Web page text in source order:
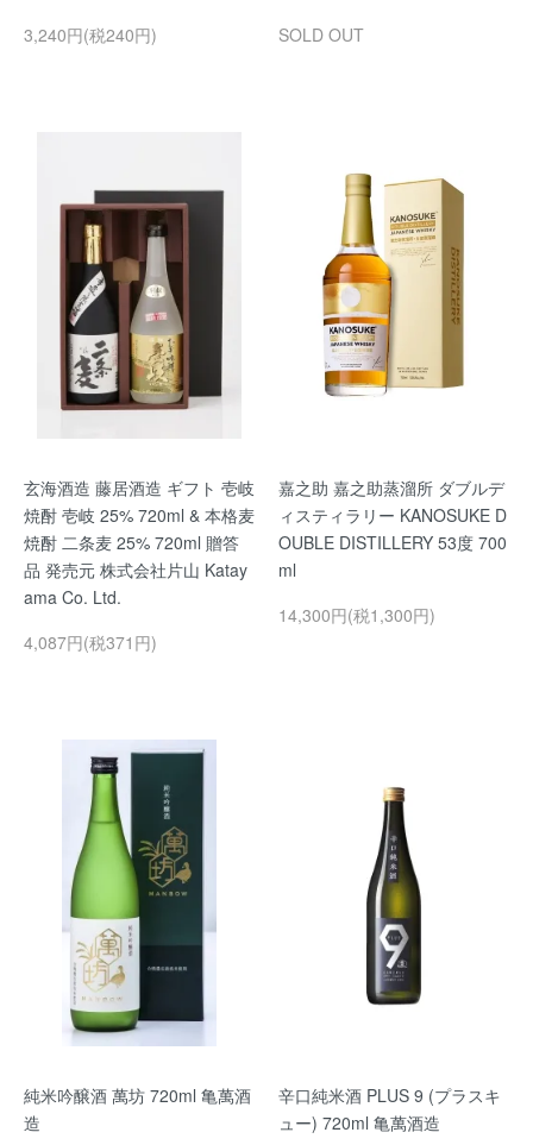
3,240円(税240円)
SOLD OUT
玄海酒造 藤居酒造 ギフト 壱岐
焼酎 壱岐 25% 720ml & 本格麦
焼酎 二条麦 25% 720ml 贈答
品 発売元 株式会社片山 Katay
ama Co. Ltd.
4,087円(税371円)
嘉之助 嘉之助蒸溜所 ダブルデ
ィスティラリー KANOSUKE D
OUBLE DISTILLERY 53度 700
ml
14,300円(税1,300円)
純米吟醸酒 萬坊 720ml 亀萬酒
造
辛口純米酒 PLUS 9 (プラスキ
ュー) 720ml 亀萬酒造